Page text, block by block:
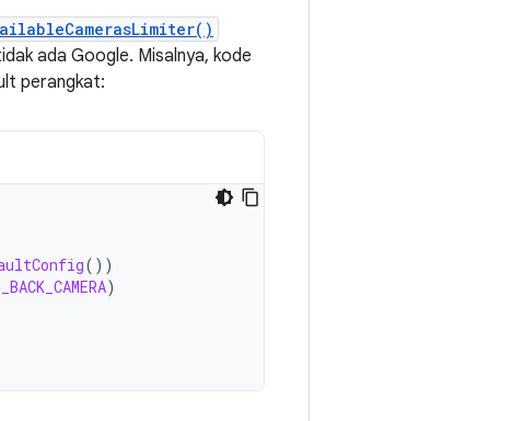
ada Google. Misalnya, kode
perangkat:
())
)